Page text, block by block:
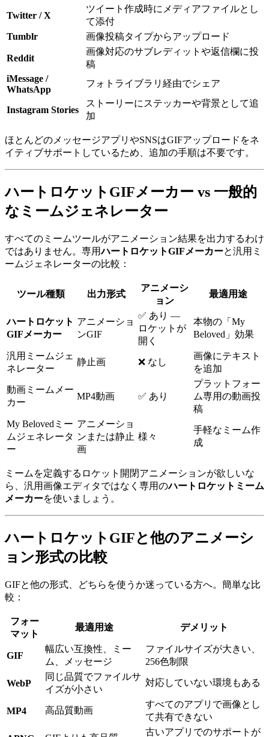
Twitter / X
ツイート作成時にメディアファイルとし
て添付
Tumblr
画像投稿タイプからアップロード
Reddit
画像対応のサブレディットや返信欄に投
稿
iMessage /
WhatsApp
フォトライブラリ経由でシェア
Instagram Stories
ストーリーにステッカーや背景として追
加
ほとんどのメッセージアプリやSNSはGIFアップロードをネ
イティブサポートしているため、追加の手順は不要です。
ハートロケットGIFメーカー vs 一般的
なミームジェネレーター
すべてのミームツールがアニメーション結果を出力するわけ
ではありません。専用ハートロケットGIFメーカーと汎用ミ
ームジェネレーターの比較：
ツール種類 出力形式
アニメーシ
ョン
最適用途
ハートロケット
GIFメーカー
アニメーショ
ンGIF
✅ あり —
ロケットが
開く
本物の「My
Beloved」効果
汎用ミームジェ
ネレーター
静止画 ❌ なし
画像にテキスト
を追加
動画ミームメー
カー
MP4動画 ✅ あり
プラットフォー
ム専用の動画投
稿
My Belovedミー
ムジェネレータ
ー
アニメーショ
ンまたは静止
画
様々
手軽なミーム作
成
ミームを定義するロケット開閉アニメーションが欲しいな
ら、汎用画像エディタではなく専用のハートロケットミーム
メーカーを使いましょう。
ハートロケットGIFと他のアニメーシ
ョン形式の比較
GIFと他の形式、どちらを使うか迷っている方へ。簡単な比
較：
フォー
マット
最適用途 デメリット
GIF
幅広い互換性、ミー
ム、メッセージ
ファイルサイズが大きい、
256色制限
WebP
同じ品質でファイルサ
イズが小さい
対応していない環境もある
MP4 高品質動画
すべてのアプリで画像とし
て共有できない
古いアプリでのサポートが